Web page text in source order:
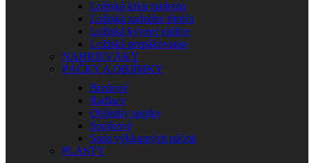
Ložiská krku riadenia
Ložiská zadného tlmiča
Ložiská kyvnej vidlice
Ložiská prepákovania
NAHRIEVÁKY
PÁČKY A OBJÍMKY
Brzdové
Radiace
Objímky spojky
Spojkové
Sada výklopných páčok
PLASTY